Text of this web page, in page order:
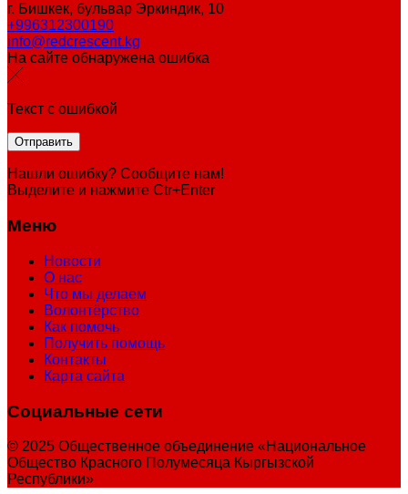
г. Бишкек, бульвар Эркиндик, 10
+996312300190
info@redcrescent.kg
На сайте обнаружена ошибка
Текст с ошибкой
Нашли ошибку? Сообщите нам!
Выделите и нажмите Ctr+Enter
Меню
Новости
О нас
Что мы делаем
Волонтёрство
Как помочь
Получить помощь
Контакты
Карта сайта
Социальные сети
© 2025 Общественное объединение «Национальное
Общество Красного Полумесяца Кыргызской
Республики»